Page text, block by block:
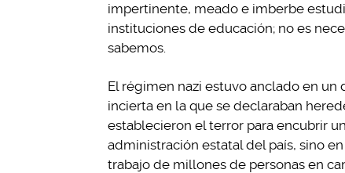
impertinente, meado e imberbe
instituciones de educación; no es
sabemos.
El régimen nazi estuvo anclado en
incierta en la que se declaraban
establecieron el terror para encubrir
administración estatal del país, sino
trabajo de millones de personas en